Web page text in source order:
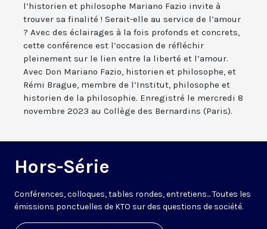
l’historien et philosophe Mariano Fazio invite à
trouver sa finalité ! Serait-elle au service de l’amour
? Avec des éclairages à la fois profonds et concrets,
cette conférence est l’occasion de réfléchir
pleinement sur le lien entre la liberté et l’amour.
Avec Don Mariano Fazio, historien et philosophe, et
Rémi Brague, membre de l’Institut, philosophe et
historien de la philosophie. Enregistré le mercredi 8
novembre 2023 au Collège des Bernardins (Paris).
Hors-Série
Conférences, colloques, tables rondes, entretiens... Toutes les
émissions ponctuelles de KTO sur des questions de société.